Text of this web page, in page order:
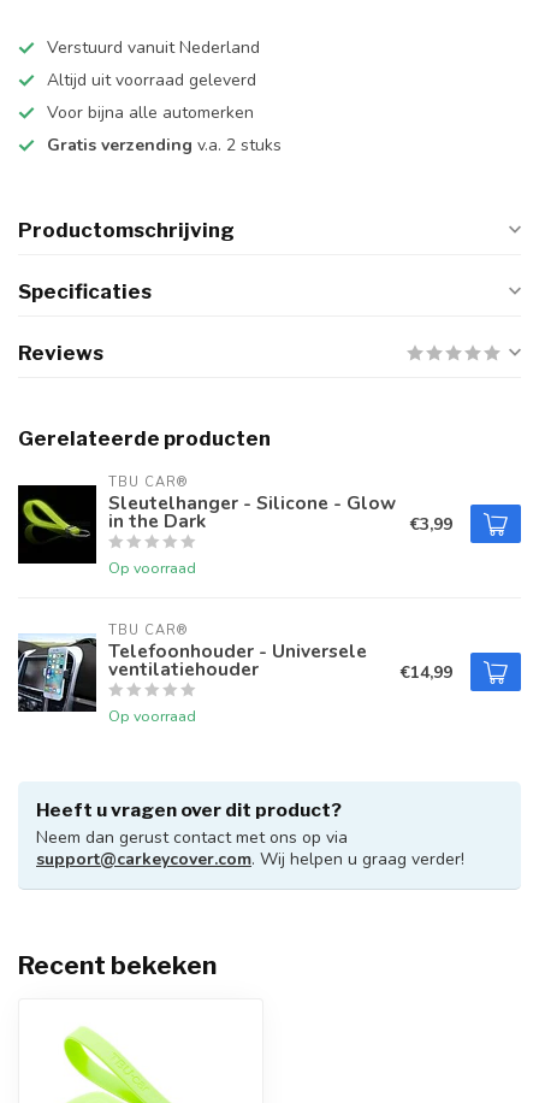
Verstuurd vanuit Nederland
Altijd uit voorraad geleverd
Voor bijna alle automerken
Gratis verzending v.a. 2 stuks
Productomschrijving
Specificaties
Reviews
Gerelateerde producten
TBU CAR®
Sleutelhanger - Silicone - Glow
in the Dark
Op voorraad
€3,99
TBU CAR®
Telefoonhouder - Universele
ventilatiehouder
Op voorraad
€14,99
Heeft u vragen over dit product?
Neem dan gerust contact met ons op via
support@carkeycover.com. Wij helpen u graag verder!
Recent bekeken